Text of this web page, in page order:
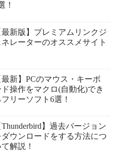
！
最新版】プレミアムリンクジ
ネレーターのオススメサイト
最新】PCのマウス・キーボ
ド操作をマクロ(自動化)でき
フリーソフト6選！
Thunderbird】過去バージョン
ダウンロードをする方法につ
解説！